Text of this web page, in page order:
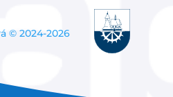
© 2024-2026